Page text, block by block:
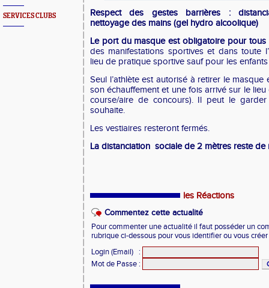
SERVICES CLUBS Respect des gestes barrières :
nettoyage des mains (gel hydro alcoolique)
Le port du masque est obligatoire pour tous
des manifestations sportives et dans toute
lieu de pratique sportive sauf pour les
Seul l’athlète est autorisé à retirer le
son échauffement et une fois arrivé sur le
course/aire de concours). Il peut le garder
souhaite.
Les vestiaires resteront fermés.
La distanciation sociale de 2 mètres reste de
les Réactions
Commentez cette actualité
Pour commenter une actualité il faut posséder un
rubrique ci-dessous pour vous identifier ou vous
Login (Email)
:
Mot de Passe :